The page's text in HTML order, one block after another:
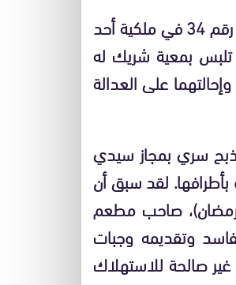
وقد تم حجز هذه اللحوم التي نتيجة ذبح سري ومصدر مجهول بالمجزرة رقم 34 في ملكية أحد
بمعية شريك له
على العدالة
سري بمجاز سيدي
بأطرافها. لقد سبق أن
رمضان)، صاحب مطعم
وتقديمه وجبات
صالحة للاستهلاك